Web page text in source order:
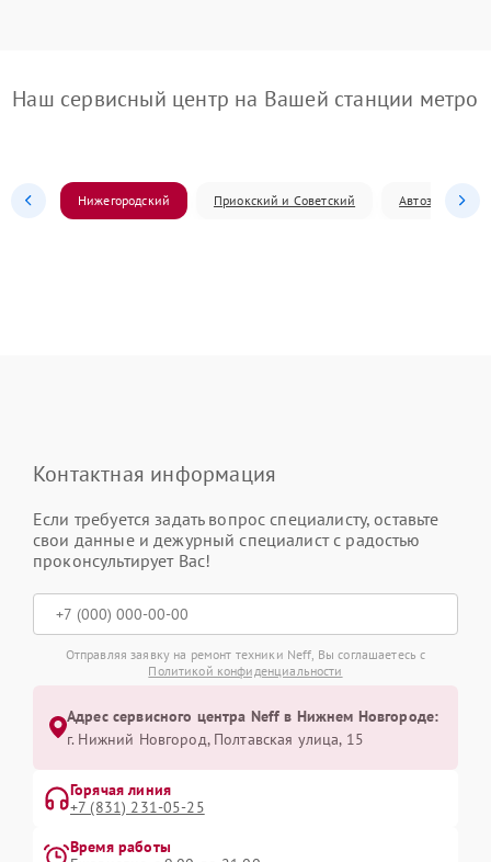
Наш сервисный центр на Вашей станции метро
Нижегородский Приокский и Советский Автозаводский
Контактная информация
Если требуется задать вопрос специалисту, оставьте
свои данные и дежурный специалист с радостью
проконсультирует Вас!
Отправляя заявку на ремонт техники Neff, Вы соглашаетесь с
Политикой конфиденциальности
Адрес сервисного центра Neff в Нижнем Новгороде:
г. Нижний Новгород, Полтавская улица, 15
Горячая линия
+7 (831) 231-05-25
Время работы